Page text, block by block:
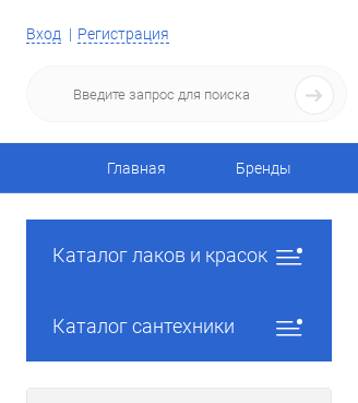
Вход Регистрация
Главная Бренды
Каталог лаков и красок
Каталог сантехники